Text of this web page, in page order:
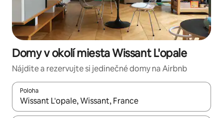
Domy v okolí miesta Wissant L'opale
Nájdite a rezervujte si jedinečné domy na Airbnb
Poloha
Keď budú výsledky k dispozícii, môžete si ich prechádzať